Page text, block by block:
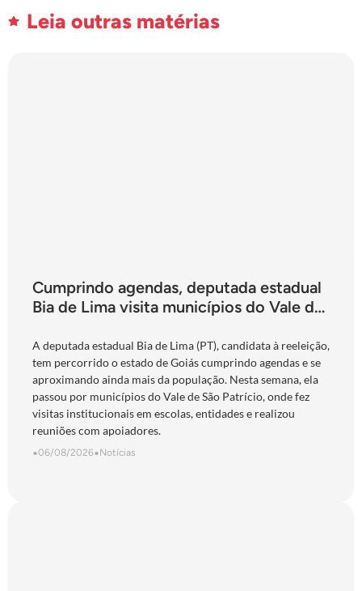
Leia outras matérias
Cumprindo agendas, deputada estadual
Bia de Lima visita municípios do Vale do
A deputada estadual Bia de Lima (PT), candidata à reeleição,
tem percorrido o estado de Goiás cumprindo agendas e se
aproximando ainda mais da população. Nesta semana, ela
passou por municípios do Vale de São Patrício, onde fez
visitas institucionais em escolas, entidades e realizou
reuniões com apoiadores.
•06/08/2026•Notícias